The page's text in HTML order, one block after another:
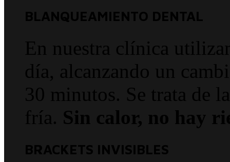
BLANQUEAMIENTO DENTAL
En nuestra clínica
día, alcanzando un
30 minutos. Se trata de
fría. Sin calor, no hay
BRACKETS INVISIBLES